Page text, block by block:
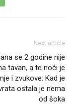
Next article
se 2 godine nije
tavan, a te noći je
i zvukove: Kad je
ostala je nema
od šoka